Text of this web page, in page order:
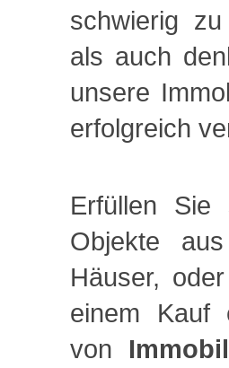
schwierig
als auch
unsere
erfolgreich
Erfüllen Sie
Objekte
Häuser,
einem Kauf
von